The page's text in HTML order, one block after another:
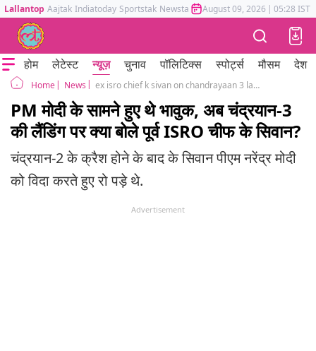
Lallantop Aajtak Indiatoday Sportstak Newstak Mumbai Tak Astrotak
August 09, 2026 | 05:28 IST
होम लेटेस्ट न्यूज़ चुनाव पॉलिटिक्स स्पोर्ट्स मौसम देश
Home News ex isro chief k sivan on chandrayaan 3 landing
PM मोदी के सामने हुए थे भावुक, अब चंद्रयान-3
की लैंडिंग पर क्या बोले पूर्व ISRO चीफ के सिवान?
चंद्रयान-2 के क्रैश होने के बाद के सिवान पीएम नरेंद्र मोदी
को विदा करते हुए रो पड़े थे.
Advertisement